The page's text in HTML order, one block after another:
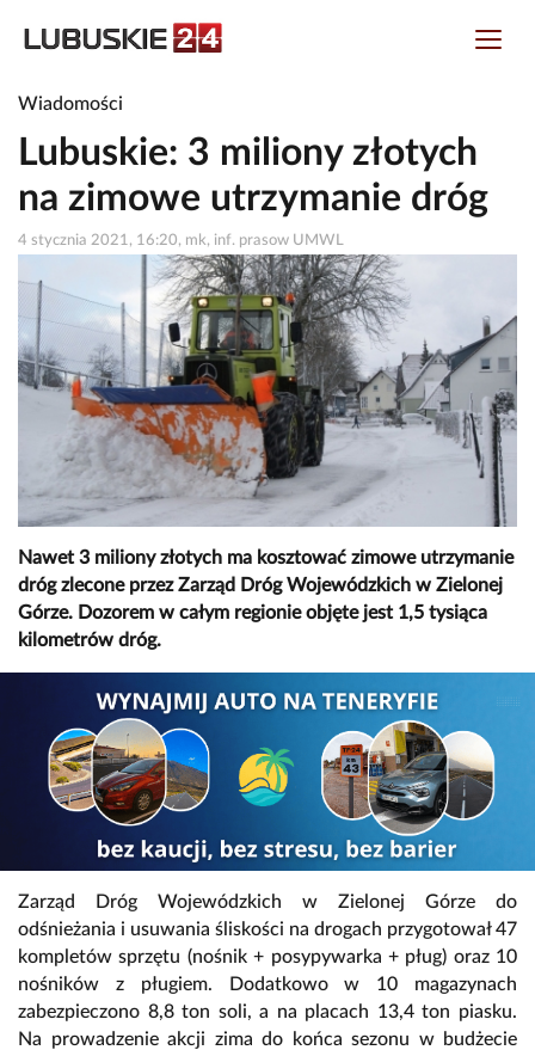
Wiadomości
Lubuskie: 3 miliony złotych
na zimowe utrzymanie dróg
4 stycznia 2021, 16:20, mk, inf. prasow UMWL
Nawet 3 miliony złotych ma kosztować zimowe utrzymanie
dróg zlecone przez Zarząd Dróg Wojewódzkich w Zielonej
Górze. Dozorem w całym regionie objęte jest 1,5 tysiąca
kilometrów dróg.
Zarząd Dróg Wojewódzkich w Zielonej Górze do
odśnieżania i usuwania śliskości na drogach przygotował 47
kompletów sprzętu (nośnik + posypywarka + pług) oraz 10
nośników z pługiem. Dodatkowo w 10 magazynach
zabezpieczono 8,8 ton soli, a na placach 13,4 ton piasku.
Na prowadzenie akcji zima do końca sezonu w budżecie